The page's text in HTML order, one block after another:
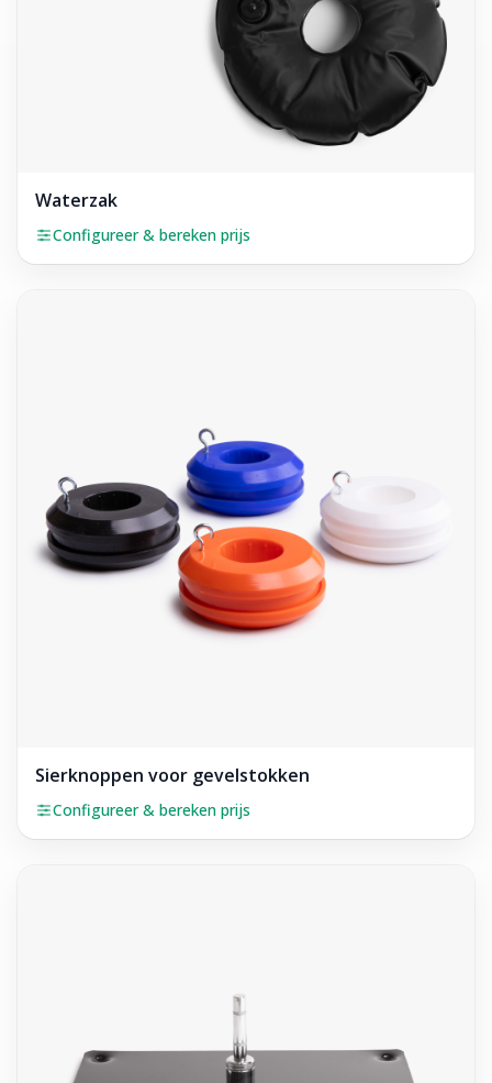
Waterzak
Configureer & bereken prijs
Sierknoppen voor gevelstokken
Configureer & bereken prijs